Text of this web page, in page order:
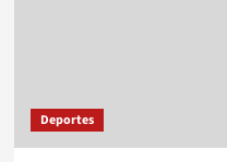
Deportes